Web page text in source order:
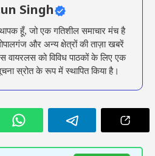
Singh
हूँ, जो एक गतिशील समाचार मंच है
और अन्य क्षेत्रों की ताज़ा खबरें
वायरलस को विविध पाठकों के लिए एक
स्रोत के रूप में स्थापित किया है।